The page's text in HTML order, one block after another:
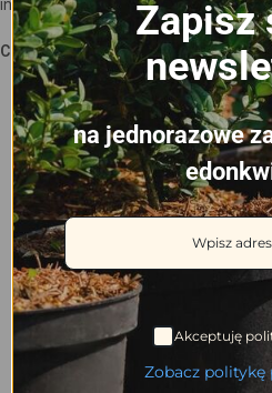
indywidualnymi preferencjami
CECHY DONICZEK
Zapisz
na jednorazowe
Akceptuję
Zobacz